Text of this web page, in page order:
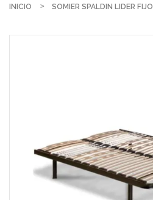
INICIO SOMIER SPALDIN LIDER FIJO